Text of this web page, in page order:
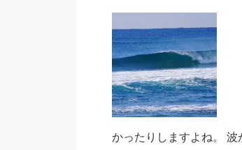
かったりしますよね。